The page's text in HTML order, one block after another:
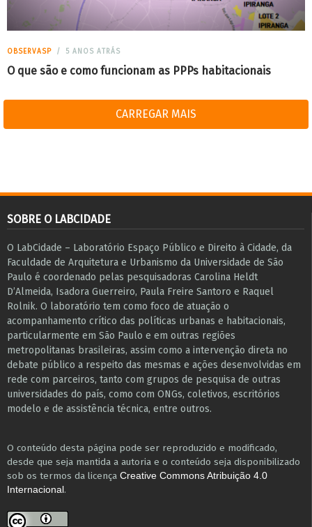
OBSERVASP 5 ANOS ATRÁS
O que são e como funcionam as PPPs habitacionais
CARREGAR MAIS
SOBRE O LABCIDADE
O LabCidade – Laboratório Espaço Público e Direito à Cidade, da
Faculdade de Arquitetura e Urbanismo da Universidade de São
Paulo é coordenado pelas pesquisadoras Carolina Heldt
D’Almeida, Isadora Guerreiro, Paula Freire Santoro e Raquel
Rolnik. O laboratório tem como foco de atuação o
acompanhamento crítico das políticas urbanas e habitacionais,
particularmente em São Paulo e ​em outras regiões
metropolitanas brasileiras, assim como a intervenção direta no
debate público a respeito das mesmas e ações desenvolvidas em
r​e​de com parceiros, tanto com grupos de pesquisa ​de outras
universidades do país, como com ONGs, coletivos, escritórios
modelo e de assistência técnica​, entre outros​.
O conteúdo desta página pode ser reproduzido e modificado,
desde que seja mantida a autoria e o conteúdo seja disponibilizado
sob os termos da licença Creative Commons Atribuição 4.0
Internacional .